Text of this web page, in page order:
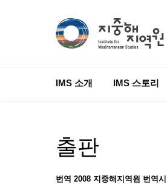
IMS 소개 IMS 스토리
출판
번역 2008 지중해지역원 번역